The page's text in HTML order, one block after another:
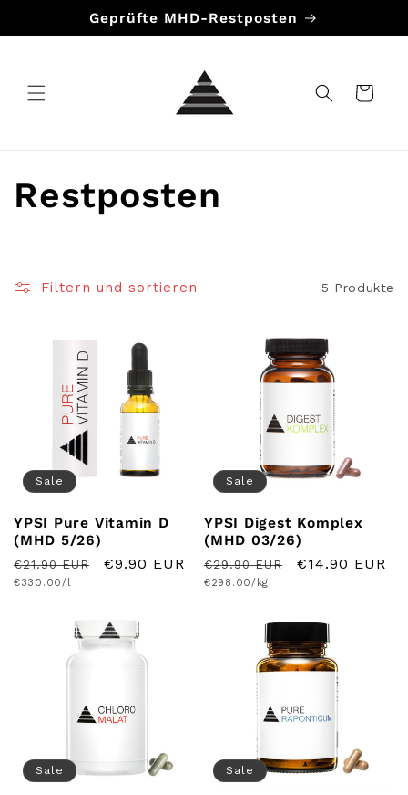
Inhalt
Geprüfte MHD-Restposten
Warenkorb
K
t
i
e
:
Restposten
Filtern und sortieren 5 Produkte
Sale
YPSI Pure Vitamin D
(MHD 5/26)
Normaler
Preis
€21.90 EUR Verkaufspreis
€9.90 EUR
Grundpreis
€330.00/l
Sale
YPSI Digest Komplex
(MHD 03/26)
Normaler
Preis
€29.90 EUR Verkaufspreis
€14.90 EUR
Grundpreis
€298.00/kg
Sale Sale